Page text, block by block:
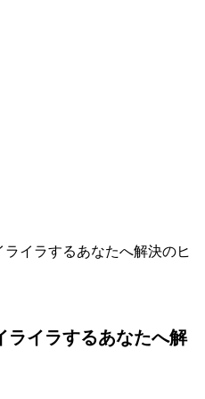
イラするあなたへ解決のヒ
ライラするあなたへ解